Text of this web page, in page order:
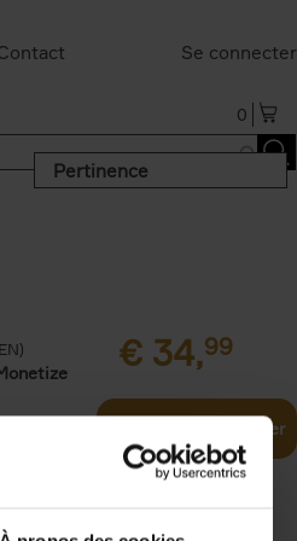
Se connecter
0
Pertinence
€ 34,99
Ajouter au panier